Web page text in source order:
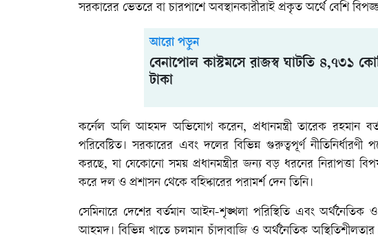
সরকারের ভেতরে বা চারপাশে অবস্থানকারীরাই প্রকৃত অর্থে বেশি
আরো পড়ুন
বেনাপোল কাস্টমসে রাজস্ব ঘাটতি ৪,৭৩১
টাকা
কর্নেল অলি আহমদ অভিযোগ করেন, প্রধানমন্ত্রী তারেক রহমান
পরিবেষ্টিত। সরকারের এবং দলের বিভিন্ন গুরুত্বপূর্ণ নীতিনির্ধারণী
করছে, যা যেকোনো সময় প্রধানমন্ত্রীর জন্য বড় ধরনের নিরাপত্তা
করে দল ও প্রশাসন থেকে বহিষ্কারের পরামর্শ দেন তিনি।
সেমিনারে দেশের বর্তমান আইন-শৃঙ্খলা পরিস্থিতি এবং অর্থনৈতিক
আহমদ। বিভিন্ন খাতে চলমান চাঁদাবাজি ও অর্থনৈতিক